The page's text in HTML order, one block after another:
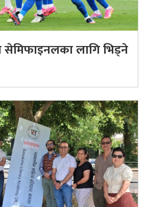
सेमिफाइनलका लागि भिड्ने